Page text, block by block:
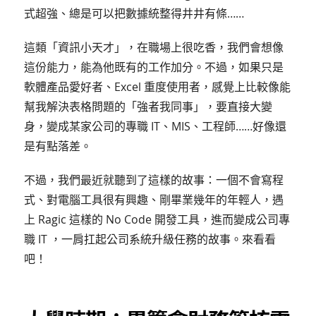
式超強、總是可以把數據統整得井井有條……
這類「資訊小天才」，在職場上很吃香，我們會想像
這份能力，能為他既有的工作加分。不過，如果只是
軟體產品愛好者、Excel 重度使用者，感覺上比較像能
幫我解決表格問題的「強者我同事」，要直接大變
身，變成某家公司的專職 IT、MIS、工程師……好像還
是有點落差。
不過，我們最近就聽到了這樣的故事：一個不會寫程
式、對電腦工具很有興趣、剛畢業幾年的年輕人，遇
上 Ragic 這樣的 No Code 開發工具，進而變成公司專
職 IT ，一肩扛起公司系統升級任務的故事。來看看
吧！